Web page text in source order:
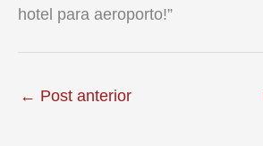
hotel para aeroporto!”
← Post anterior